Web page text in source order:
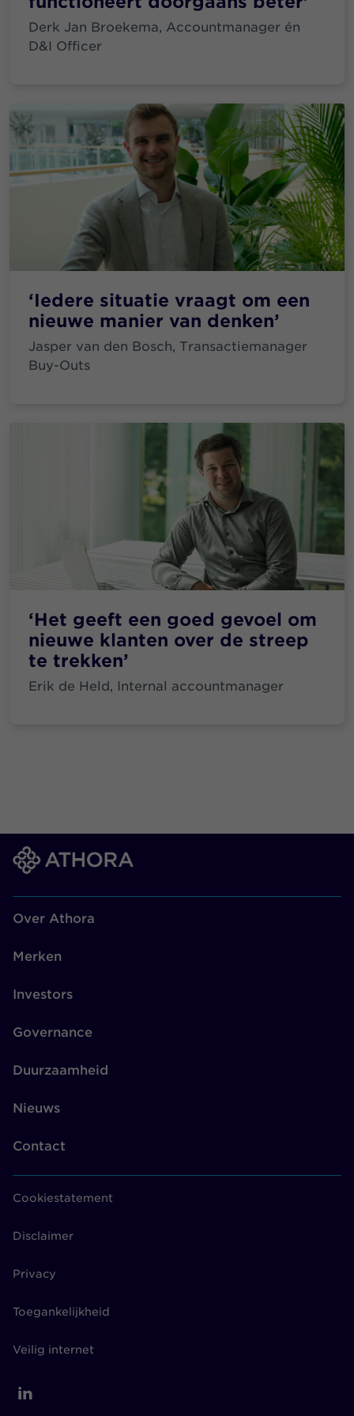
Derk Jan Broekema, Accountmanager én
D&I Officer
‘Iedere situatie vraagt om een
nieuwe manier van denken’
Jasper van den Bosch, Transactiemanager
Buy-Outs
‘Het geeft een goed gevoel om
nieuwe klanten over de streep
te trekken’
Erik de Held, Internal accountmanager
Over Athora
Merken
Investors
Governance
Duurzaamheid
Nieuws
Contact
Cookiestatement
Disclaimer
Privacy
Toegankelijkheid
Veilig internet